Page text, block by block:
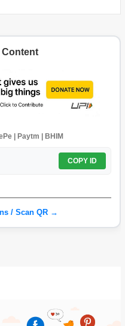
| Paytm | BHIM
COPY ID
/ Scan QR →